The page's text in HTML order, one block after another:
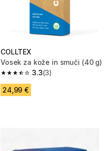
COLLTEX
Vosek za kože in smuči (40 g)
3.3
3.3 od 5 zvezdic from 3 ocene
(3)
24,99 €